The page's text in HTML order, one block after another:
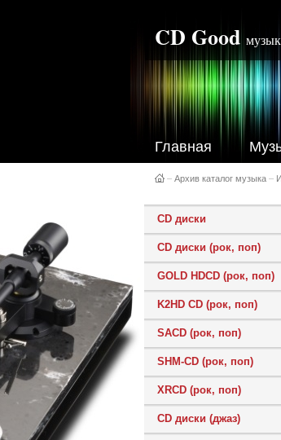
CD Good
Главная
– Архив каталог музыка –
CD диски
CD диски (рок, поп)
GOLD HDCD (рок, поп)
K2HD CD (рок, поп)
SACD (рок, поп)
SHM-CD (рок, поп)
XRCD (рок, поп)
CD диски (джаз)